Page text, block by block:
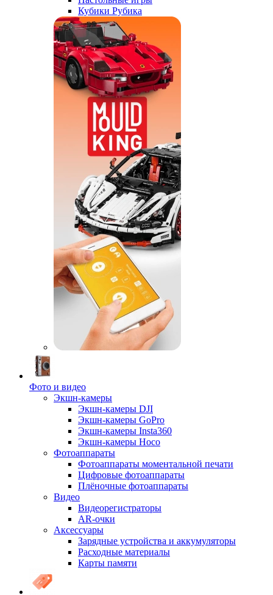
Кубики Рубика
Фото и видео
Экшн-камеры
Экшн-камеры DJI
Экшн-камеры GoPro
Экшн-камеры Insta360
Экшн-камеры Hoco
Фотоаппараты
Фотоаппараты моментальной печати
Цифровые фотоаппараты
Плёночные фотоаппараты
Видео
Видеорегистраторы
AR-очки
Аксессуары
Зарядные устройства и аккумуляторы
Расходные материалы
Карты памяти